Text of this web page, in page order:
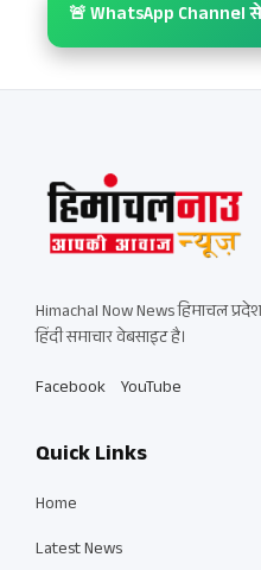
🚨 WhatsApp
Himachal Now News हिमाचल
हिंदी समाचार वेबसाइट है।
Facebook YouTube
Quick Links
Home
Latest News